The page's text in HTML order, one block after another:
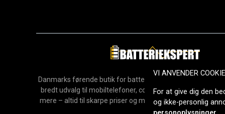
Danmarks førende butik for batterier, opladere og
bredt udvalg til mobiltelefoner, computere, værktøj,
mere – altid til skarpe priser og med hurtig levering.
2006.
VI ANVENDER
For at give dig den
og ikke-personlig